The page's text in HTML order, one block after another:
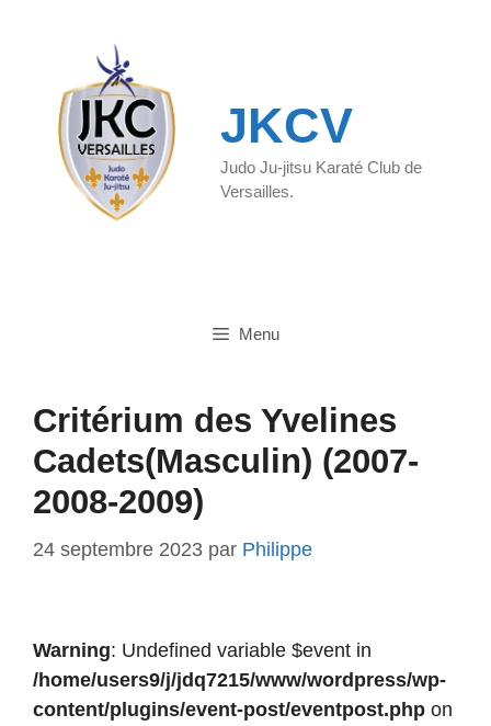
JKCV
Judo Ju-jitsu Karaté Club de
Versailles.
Menu
Critérium des Yvelines
Cadets(Masculin) (2007-
2008-2009)
24 septembre 2023 par Philippe
Warning: Undefined variable $event in
/home/users9/j/jdq7215/www/wordpress/wp-
content/plugins/event-post/eventpost.php on